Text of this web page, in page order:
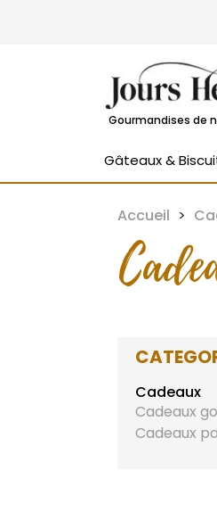
Gourmandises de
Gâteaux &
Accueil
Cadeaux
Cadeaux
Cadeaux